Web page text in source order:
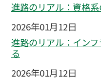
進路のリアル：資格
2026年01月12日
進路のリアル：イン
る
2026年01月12日